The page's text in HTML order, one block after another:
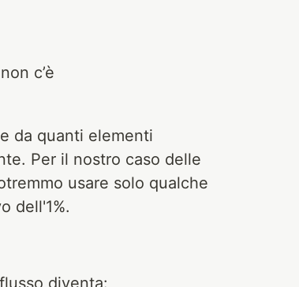
c’è
da quanti elementi
Per il nostro caso delle
usare solo qualche
dell'1%.